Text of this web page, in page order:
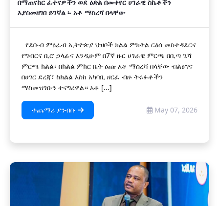
በማጠናከር ፈተናዎችን ወደ ዕድል በመቀየር ሀገራዊ ስኬቶችን
እያስመዘገበ ይገኛል ፡- አቶ ማስረሻ በላቸው
የደቡብ ምዕራብ ኢትዮጵያ ህዝቦች ክልል ምክትል ርዕሰ መስተዳደርና
የግብርና ቢሮ ኃላፊና እንዲሁም በ7ኛ ዙር ሀገራዊ ምርጫ በቢጣ ጌሻ
ምርጫ ክልል፣ በክልል ምክር ቤት ዕጩ አቶ ማስረሻ በላቸው ብልፅግና
በሀገር ደረጃ፣ ከክልል እስከ አካባቢ ዘርፈ ብዙ ትሩፉቶችን
ማስመዝገቡን ተናግረዋል። አቶ [...]
ተጨማሪ ያንብቡ May 07, 2026